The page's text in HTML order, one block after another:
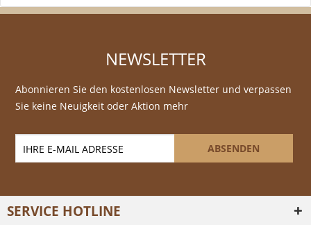
NEWSLETTER
Abonnieren Sie den kostenlosen Newsletter und verpassen
Sie keine Neuigkeit oder Aktion mehr
ABSENDEN
SERVICE HOTLINE